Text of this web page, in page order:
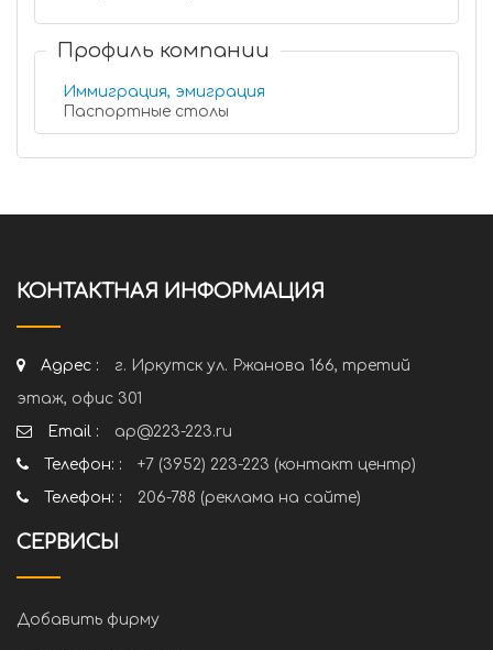
Профиль компании
Иммиграция, эмиграция
Паспортные столы
КОНТАКТНАЯ ИНФОРМАЦИЯ
Адрес :
г. Иркутск ул. Ржанова 166, третий
этаж, офис 301
Email :
ap@223-223.ru
Телефон: :
+7 (3952) 223-223 (контакт центр)
Телефон: :
206-788 (реклама на сайте)
СЕРВИСЫ
Добавить фирму